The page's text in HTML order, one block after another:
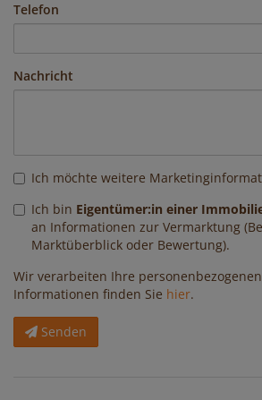
Telefon
Nachricht
Ich möchte weitere
Ich bin Eigentümer:in einer
an Informationen zur Vermarktung
Marktüberblick oder Bewertung).
Wir verarbeiten Ihre
Informationen finden Sie hier.
Senden